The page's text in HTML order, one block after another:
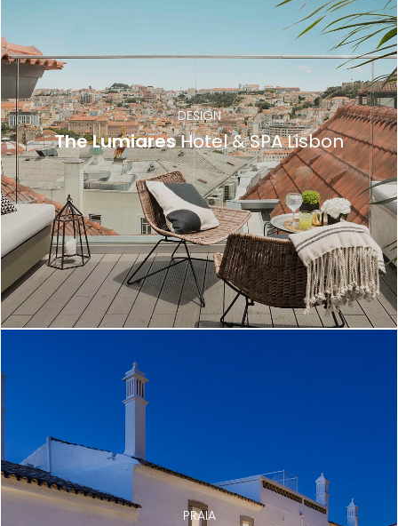
DESIGN
The LumiaresHotel & SPA Lisbon
PRAIA